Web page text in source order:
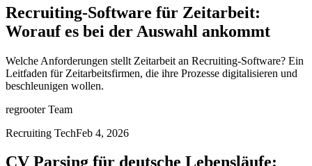
Recruiting-Software für Zeitarbeit:
Worauf es bei der Auswahl ankommt
Welche Anforderungen stellt Zeitarbeit an Recruiting-Software? Ein
Leitfaden für Zeitarbeitsfirmen, die ihre Prozesse digitalisieren und
beschleunigen wollen.
regrooter Team
Recruiting TechFeb 4, 2026
CV Parsing für deutsche Lebensläufe: